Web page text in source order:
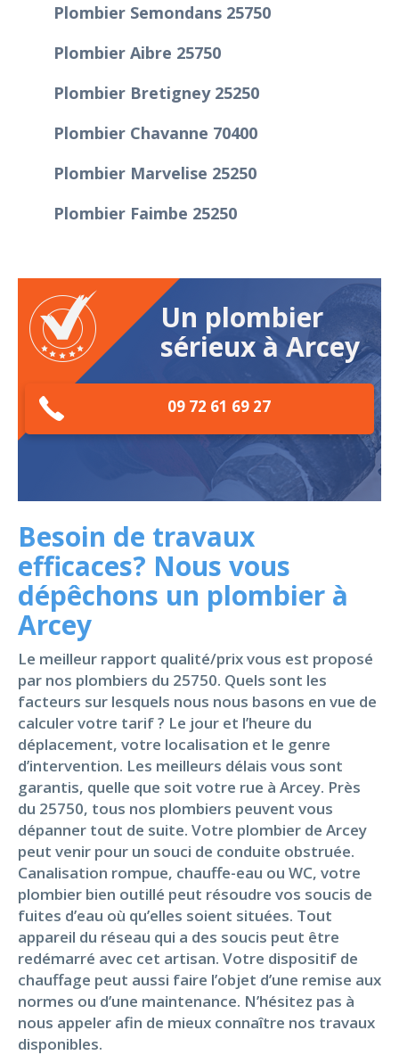
Plombier Semondans 25750
Plombier Aibre 25750
Plombier Bretigney 25250
Plombier Chavanne 70400
Plombier Marvelise 25250
Plombier Faimbe 25250
Un plombier
sérieux à Arcey
09 72 61 69 27
Besoin de travaux
efficaces? Nous vous
dépêchons un plombier à
Arcey
Le meilleur rapport qualité/prix vous est proposé
par nos plombiers du 25750. Quels sont les
facteurs sur lesquels nous nous basons en vue de
calculer votre tarif ? Le jour et l’heure du
déplacement, votre localisation et le genre
d’intervention. Les meilleurs délais vous sont
garantis, quelle que soit votre rue à Arcey. Près
du 25750, tous nos plombiers peuvent vous
dépanner tout de suite. Votre plombier de Arcey
peut venir pour un souci de conduite obstruée.
Canalisation rompue, chauffe-eau ou WC, votre
plombier bien outillé peut résoudre vos soucis de
fuites d’eau où qu’elles soient situées. Tout
appareil du réseau qui a des soucis peut être
redémarré avec cet artisan. Votre dispositif de
chauffage peut aussi faire l’objet d’une remise aux
normes ou d’une maintenance. N’hésitez pas à
nous appeler afin de mieux connaître nos travaux
disponibles.